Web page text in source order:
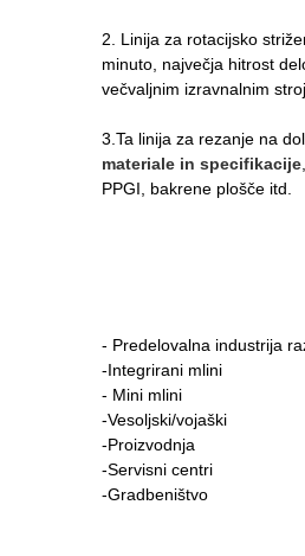
2. Linija za rotacijsko
minuto, največja hitrost
večvaljnim izravnalnim
3.Ta linija za rezanje na
materiale in specifikacije
PPGI, bakrene plošče itd.
- Predelovalna industrija
-Integrirani mlini
- Mini mlini
-Vesoljski/vojaški
-Proizvodnja
-Servisni centri
-Gradbeništvo